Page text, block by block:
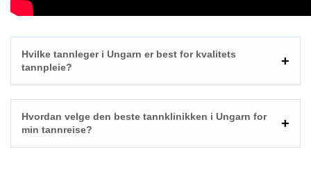
Hvilke tannleger i Ungarn er best for kvalitets
tannpleie?
Hvordan velge den beste tannklinikken i Ungarn for
min tannreise?